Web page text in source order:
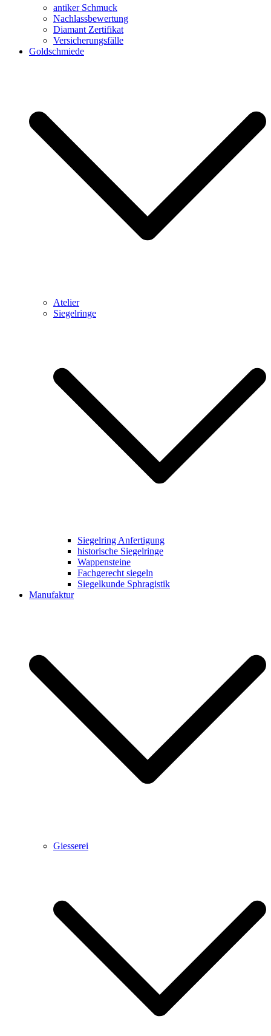
antiker Schmuck
Nachlassbewertung
Diamant Zertifikat
Versicherungsfälle
Goldschmiede
Atelier
Siegelringe
Siegelring Anfertigung
historische Siegelringe
Wappensteine
Fachgerecht siegeln
Siegelkunde Sphragistik
Manufaktur
Giesserei